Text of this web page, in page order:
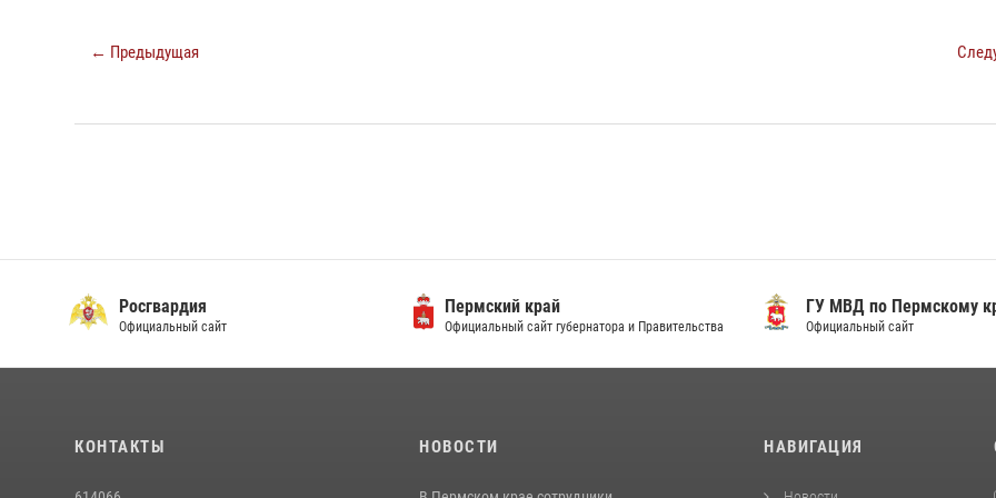
← Предыдущая
Росгвардия
Официальный сайт
Пермский край
Официальный сайт губернатора и Правительства
ГУ МВД по Пермскому
Официальный сайт
КОНТАКТЫ НОВОСТИ НАВИГАЦИЯ